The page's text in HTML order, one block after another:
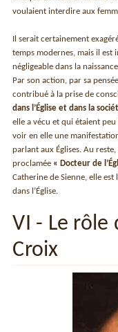
voulaient interdire aux
Il serait certainement
temps modernes, mais il est
négligeable dans la
Par son action, par sa
contribué à la prise de
dans l’Église et dans la
elle a vécu et qui étaient
voir en elle une
parlant aux Églises. Au reste,
proclamée « Docteur de
Catherine de Sienne, elle
dans l’Église.
VI - Le rôle
Croix